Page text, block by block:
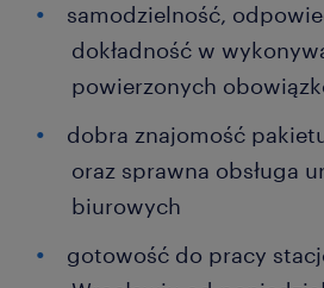
samodzielność,
dokładność w
powierzonych
dobra znajomość
oraz sprawna obsługa
biurowych
gotowość do pracy